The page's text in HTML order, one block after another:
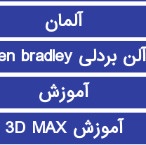
آلمان
آلن بردلی Allen bradley
آموزش
آموزش 3D MAX